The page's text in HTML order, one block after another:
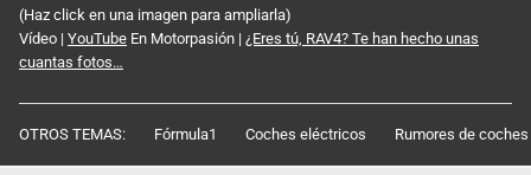
(Haz click en una imagen para ampliarla)
Vídeo | YouTube En Motorpasión | ¿Eres tú, RAV4? Te han hecho unas
cuantas fotos…
OTROS TEMAS: Fórmula1 Coches eléctricos Rumores de coches